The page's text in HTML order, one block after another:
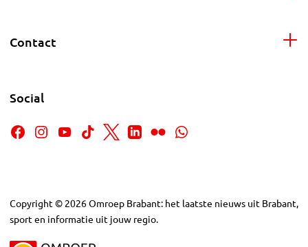
Contact
Social
Copyright © 2026Omroep Brabant: het laatste nieuws uit Brabant,
sport en informatie uit jouw regio.